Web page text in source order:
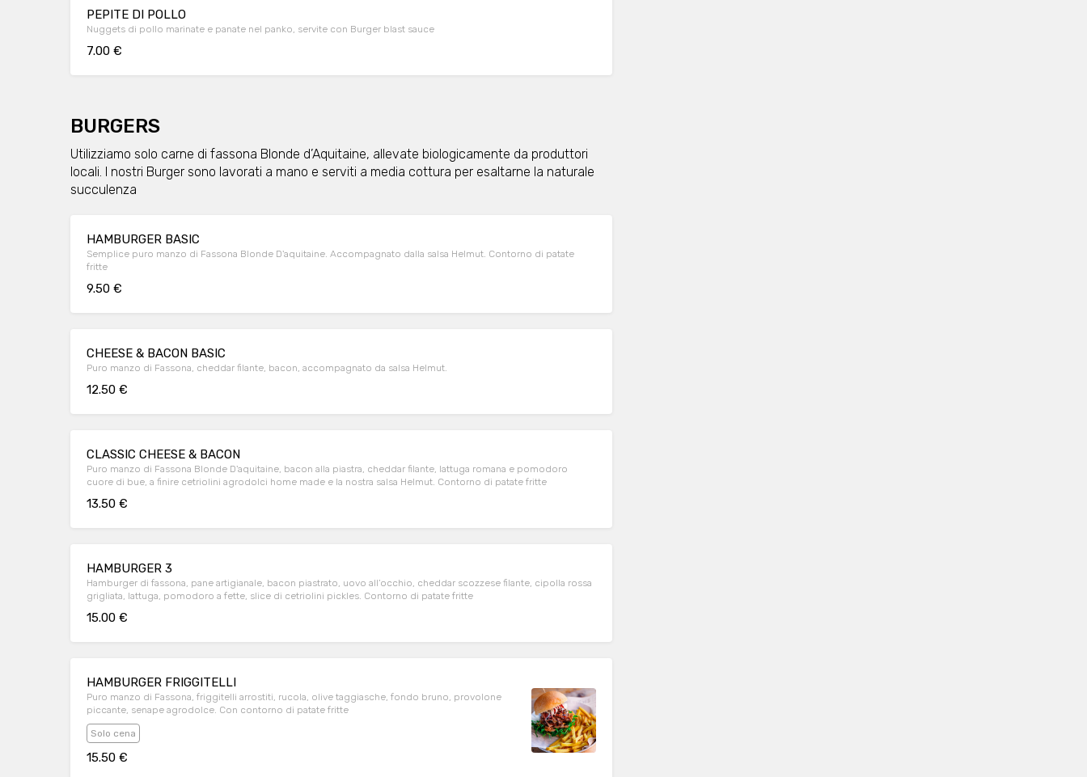
PEPITE DI POLLO
Nuggets di pollo marinate e panate nel panko, servite con Burger blast sauce
7.00 €
BURGERS
Utilizziamo solo carne di fassona Blonde d’Aquitaine, allevate biologicamente da produttori
locali. I nostri Burger sono lavorati a mano e serviti a media cottura per esaltarne la naturale
succulenza
HAMBURGER BASIC
Semplice puro manzo di Fassona Blonde D'aquitaine. Accompagnato dalla salsa Helmut. Contorno di patate
fritte
9.50 €
CHEESE & BACON BASIC
Puro manzo di Fassona, cheddar filante, bacon, accompagnato da salsa Helmut.
12.50 €
CLASSIC CHEESE & BACON
Puro manzo di Fassona Blonde D'aquitaine, bacon alla piastra, cheddar filante, lattuga romana e pomodoro
cuore di bue, a finire cetriolini agrodolci home made e la nostra salsa Helmut. Contorno di patate fritte
13.50 €
HAMBURGER 3
Hamburger di fassona, pane artigianale, bacon piastrato, uovo all’occhio, cheddar scozzese filante, cipolla rossa
grigliata, lattuga, pomodoro a fette, slice di cetriolini pickles. Contorno di patate fritte
15.00 €
HAMBURGER FRIGGITELLI
Puro manzo di Fassona, friggitelli arrostiti, rucola, olive taggiasche, fondo bruno, provolone
piccante, senape agrodolce. Con contorno di patate fritte
Solo cena
15.50 €